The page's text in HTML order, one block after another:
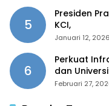
5
Presiden
KCI,
Januari 12, 2026
6
Perkuat
dan
Smart
Februari 27,